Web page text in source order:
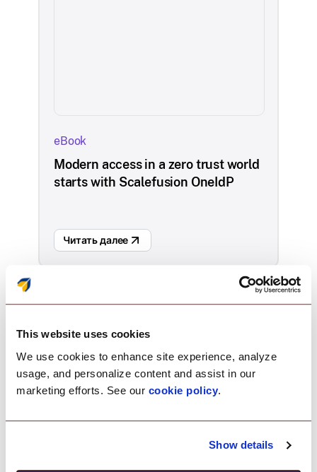
This website uses cookies
We use cookies to enhance site experience, analyze
usage, and personalize content and assist in our
marketing efforts. See our cookie policy.
Show details
eBook
Modern access in a zero trust world
starts with Scalefusion OneIdP
Читать далее